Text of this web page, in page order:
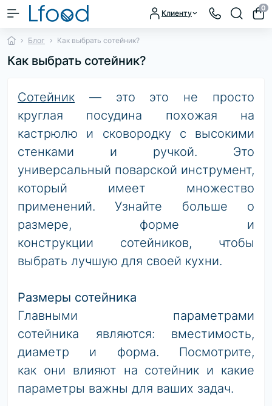
Клиенту
0
Блог Как выбрать сотейник?
Как выбрать сотейник?
Сотейник — это это не просто
круглая посудина похожая на
кастрюлю и сковородку с высокими
стенками и ручкой. Это
универсальный поварской инструмент,
который имеет множество
применений. Узнайте больше о
размере, форме и
конструкции сотейников, чтобы
выбрать лучшую для своей кухни.
Размеры сотейника
Главными параметрами
сотейника являются: вместимость,
диаметр и форма. Посмотрите,
как они влияют на сотейник и какие
параметры важны для ваших задач.